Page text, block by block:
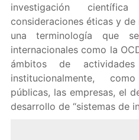
investigación
consideraciones éticas y
una terminología que
internacionales como la
ámbitos de actividades
institucionalmente,
públicas, las empresas, el
desarrollo de “sistemas de